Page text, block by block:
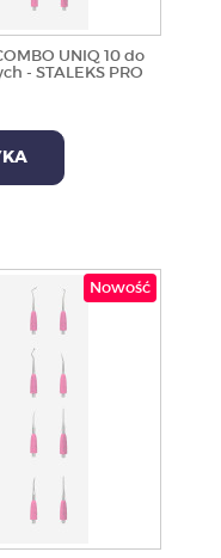
UNIQ 10 do
- STALEKS PRO
Nowość